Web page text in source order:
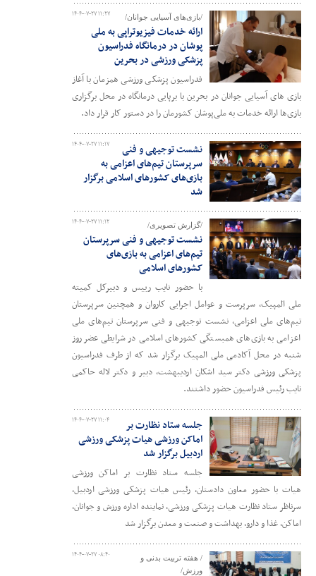
۱۴۰۴-۰۷-۲۷ ۱۱:۲۷ /بازی‌های آسیایی جوانان/
ارائه خدمات فیزیوتراپی به ملی
پوشان در درمانگاه فدراسیون
پزشکی ورزشی در بحرین
فدراسیون پزشکی ورزشی همزمان با آغاز
بازی های آسیایی جوانان در بحرین با برپایی درمانگاه در محل برگزاری
بازی‌ها ارائه خدمات به ملی‌پوشان کشورمان را در دستور کار قرار داد.
۱۴۰۴-۰۷-۲۷ ۱۱:۱۷
نشست توجیهی و فنی
سرپرستان تیم‌های اعزامی به
بازی‌های کشورهای اسلامی برگزار
شد
۱۴۰۴-۰۷-۲۷ ۱۱:۱۲ /گزارش تصویری/
نشست توجیهی و فنی سرپرستان
تیم‌های اعزامی به بازی‌های
کشورهای اسلامی
با حضور نایب رییس و دبیرکل کمیته
ملی المپیک، سرپرست و عوامل اجرایی کاروان و همچنین سرپرستان
تیم‌های ملی اعزامی، نشست توجیهی و فنی سرپرستان تیم‌های ملی
اعزامی به بازی‌های همبستگی کشورهای اسلامی در شرایطی عضر روز
شنبه در محل آکادمی ملی المپیک برگزار شد که از طرف فدراسیون
پزشکی ورزشی دکتر سید اشکان اردیبهشت، دبیر و دکتر لاله حاکمی
نایب رئیس فدراسیون حضور داشتند.
۱۴۰۴-۰۷-۲۷ ۱۱:۰۴
جلسه ستاد نظارت بر
اماکن ورزشی هیات پزشکی ورزشی
اردبیل برگزار شد
جلسه ستاد نظارت بر اماکن ورزشی
هیات با حضور معاون دادستان، رئیس هیات پزشکی ورزشی اردبیل،
سرناظر ستاد نظارت هیات پزشکی ورزشی، نماینده اداره ورزش و جوانان،
اماکن، غذا و دارو، بهداشت و صنعت و معدن برگزار شد
۱۴۰۴-۰۷-۲۷ ۰۸:۴۰
/ هفته تربیت بدنی و
ورزش/